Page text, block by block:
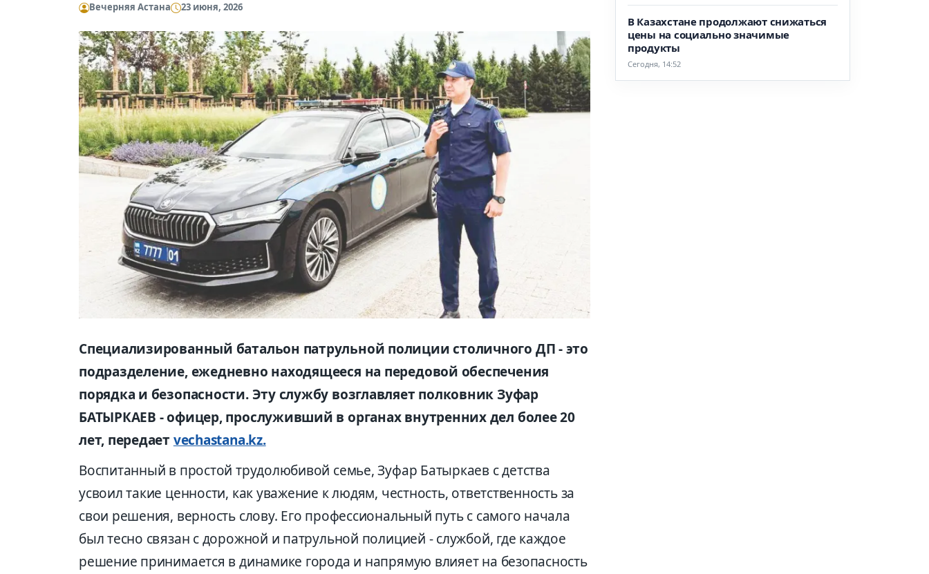
Вечерняя Астана 23 июня, 2026
Специализированный батальон патрульной полиции столичного ДП - это
подразделение, ежедневно находящееся на передовой обеспечения
порядка и безопасности. Эту службу возглавляет полковник Зуфар
БАТЫРКАЕВ - офицер, прослуживший в органах внутренних дел более 20
лет, передает vechastana.kz.
Воспитанный в простой трудолюбивой семье, Зуфар Батыркаев с детства
усвоил такие ценности, как уважение к людям, честность, ответственность за
свои решения, верность слову. Его профессиональный путь с самого начала
был тесно связан с дорожной и патрульной полицией - службой, где каждое
решение принимается в динамике города и напрямую влияет на безопасность
В Казахстане продолжают снижаться
цены на социально значимые
продукты
Сегодня, 14:52